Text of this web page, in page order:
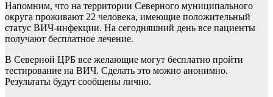
Напомним, что на территории Северного муниципального
округа проживают 22 человека, имеющие положительный
статус ВИЧ-инфекции. На сегодняшний день все пациенты
получают бесплатное лечение.
В Северной ЦРБ все желающие могут бесплатно пройти
тестирование на ВИЧ. Сделать это можно анонимно.
Результаты будут сообщены лично.